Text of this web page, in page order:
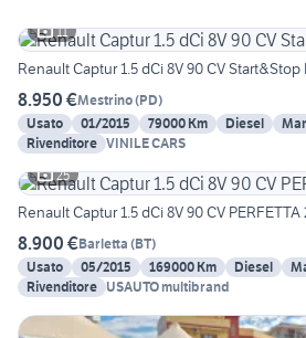
11
Renault Captur 1.5 dCi 8V 90 CV
8.950 €Mestrino(PD)
Usato
01/2015 79000 Km Diesel
Rivenditore VINILE CARS
25
Renault Captur 1.5 dCi 8V 90 CV PERFETTA
8.900 €Barletta (BT)
Usato
05/2015 169000 Km Diesel
Rivenditore USAUTO multibrand